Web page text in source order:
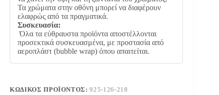
Τα χρώματα στην οθόνη μπορεί να διαφέρουν
ελαφρώς από τα πραγματικά.
Συσκευασία:
Όλα τα εύθραυστα προϊόντα αποστέλλονται
προσεκτικά συσκευασμένα, με προστασία από
αεροπλάστ (bubble wrap) όπου απαιτείται.
ΚΩΔΙΚΌΣ ΠΡΟΪΌΝΤΟΣ:925-126-218